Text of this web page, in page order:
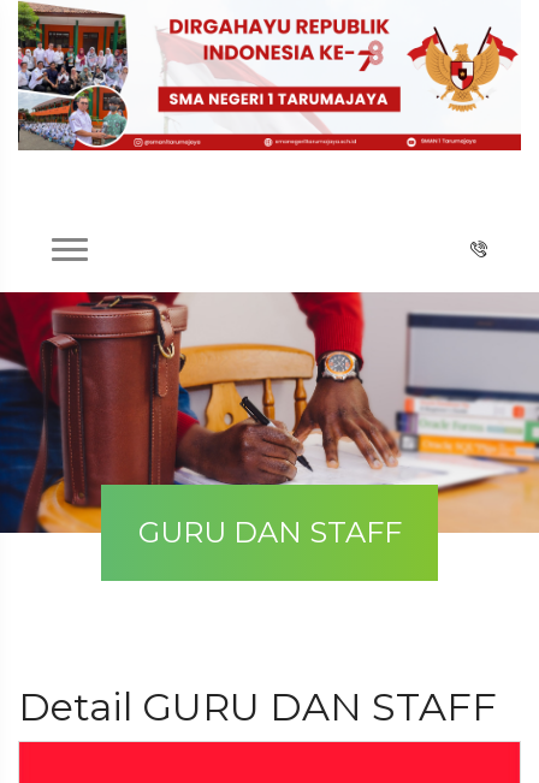
GURU DAN STAFF
Detail GURU DAN STAFF